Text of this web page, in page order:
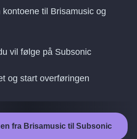
kontoene til Brisamusic og
vil følge på Subsonic
og start overføringen
fra Brisamusic til Subsonic